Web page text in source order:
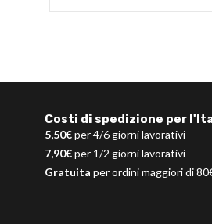
Costi di spedizione per
5,50€per 4/6 giorni lavorativi
7,90€per 1/2 giorni lavorativi
Gratuita per ordini maggiori di